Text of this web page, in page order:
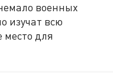
военных
изучат всю
место для